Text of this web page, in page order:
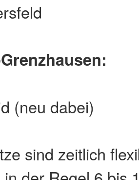
(neu dabei)
sind zeitlich